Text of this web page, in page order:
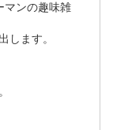
マンの趣味雑
します。